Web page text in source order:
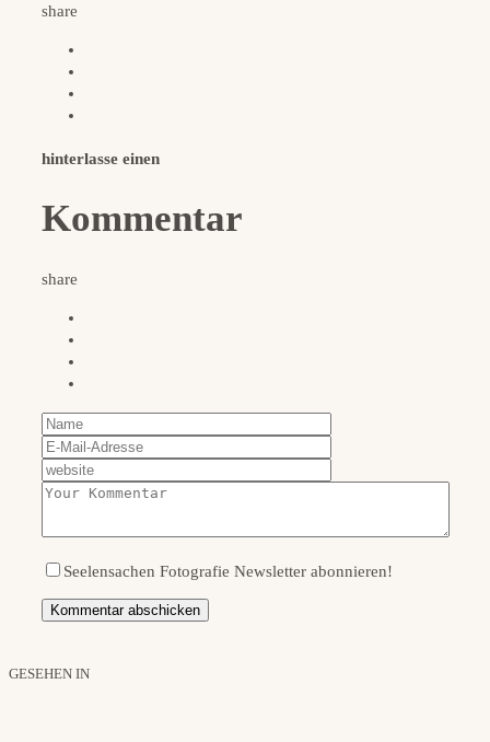
share
hinterlasse einen
Kommentar
share
Seelensachen Fotografie Newsletter abonnieren!
GESEHEN IN